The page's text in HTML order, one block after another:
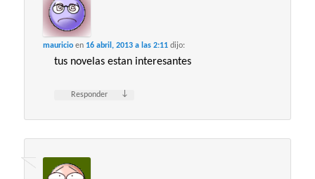
mauricio en 16 abril, 2013 a las 2:11 dijo:
tus novelas estan interesantes
Responder ↓